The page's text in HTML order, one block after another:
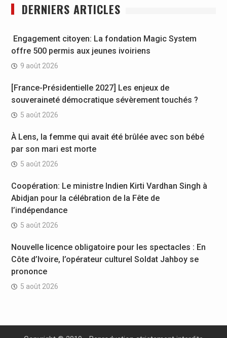
DERNIERS ARTICLES
Engagement citoyen: La fondation Magic System
offre 500 permis aux jeunes ivoiriens
9 août 2026
[France-Présidentielle 2027] Les enjeux de
souveraineté démocratique sévèrement touchés ?
5 août 2026
À Lens, la femme qui avait été brûlée avec son bébé
par son mari est morte
5 août 2026
Coopération: Le ministre Indien Kirti Vardhan Singh à
Abidjan pour la célébration de la Fête de
l’indépendance
5 août 2026
Nouvelle licence obligatoire pour les spectacles : En
Côte d’Ivoire, l’opérateur culturel Soldat Jahboy se
prononce
5 août 2026